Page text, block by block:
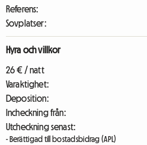
Referens:
Sovplatser:
Hyra och villkor
26 € / natt
Varaktighet:
Deposition:
Incheckning från:
Utcheckning senast:
- Berättigad till bostadsbidrag (APL)